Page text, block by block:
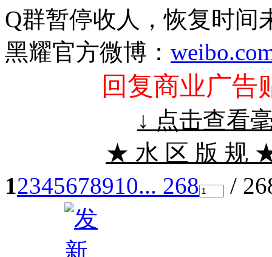
Q群暂停收人，恢复时间
黑耀官方微博：
回复商业广告
↓ 点击查看
★ 水 区 版 规
12345678910... 268 /